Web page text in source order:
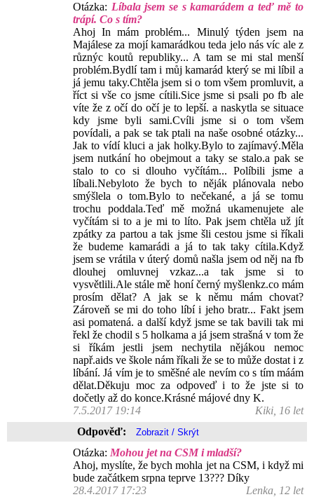
Otázka: Líbala jsem se s kamarádem a teď mě to
trápí. Co s tím?
Ahoj In mám problém... Minulý týden jsem na
Majálese za mojí kamarádkou teda jelo nás víc ale z
různýc koutů republiky... A tam se mi stal menší
problém.Bydlí tam i můj kamarád který se mi líbil a
já jemu taky.Chtěla jsem si o tom všem promluvit, a
říct si vše co jsme cítili.Sice jsme si psali po fb ale
víte že z očí do očí je to lepší. a naskytla se situace
kdy jsme byli sami.Cvíli jsme si o tom všem
povídali, a pak se tak ptali na naše osobné otázky...
Jak to vídí kluci a jak holky.Bylo to zajímavý.Měla
jsem nutkání ho obejmout a taky se stalo.a pak se
stalo to co si dlouho vyčítám... Políbili jsme a
líbali.Nebyloto že bych to něják plánovala nebo
smýšlela o tom.Bylo to nečekané, a já se tomu
trochu poddala.Teď mě možná ukamenujete ale
vyčítám si to a je mi to líto. Pak jsem chtěla už jít
zpátky za partou a tak jsme šli cestou jsme si říkali
že budeme kamarádi a já to tak taky cítila.Když
jsem se vrátila v úterý domů našla jsem od něj na fb
dlouhej omluvnej vzkaz...a tak jsme si to
vysvětlili.Ale stále mě honí černý myšlenkz.co mám
prosím dělat? A jak se k němu mám chovat?
Zároveň se mi do toho líbí i jeho bratr... Fakt jsem
asi pomatená. a další když jsme se tak bavili tak mi
řekl že chodil s 5 holkama a já jsem strašná v tom že
si říkám jestli jsem nechytila nějákou nemoc
např.aids ve škole nám říkali že se to může dostat i z
líbání. Já vím je to směšné ale nevím co s tím máám
dělat.Děkuju moc za odpoveď i to že jste si to
dočetly až do konce.Krásné májové dny K.
7.5.2017 19:14
Kiki, 16 let
Odpověď:
Otázka: Mohou jet na CSM i mladší?
Ahoj, myslíte, že bych mohla jet na CSM, i když mi
bude začátkem srpna teprve 13??? Díky
28.4.2017 17:23
Lenka, 12 let